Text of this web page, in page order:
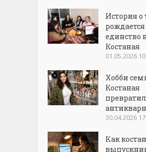
История о
рождается
единство
Костаная
01.05.2026
Хобби
Костаная
30.04.2026
Как